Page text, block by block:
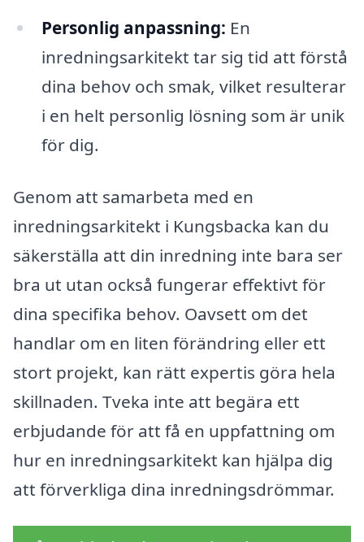
Personlig anpassning: En
inredningsarkitekt tar sig tid att förstå
dina behov och smak, vilket resulterar
i en helt personlig lösning som är unik
för dig.
Genom att samarbeta med en
inredningsarkitekt i Kungsbacka kan du
säkerställa att din inredning inte bara ser
bra ut utan också fungerar effektivt för
dina specifika behov. Oavsett om det
handlar om en liten förändring eller ett
stort projekt, kan rätt expertis göra hela
skillnaden. Tveka inte att begära ett
erbjudande för att få en uppfattning om
hur en inredningsarkitekt kan hjälpa dig
att förverkliga dina inredningsdrömmar.